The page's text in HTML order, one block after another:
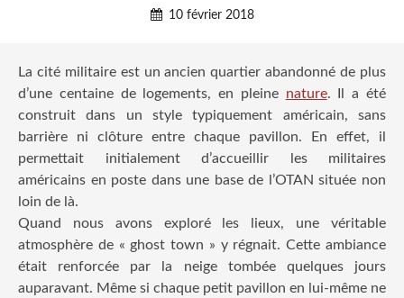
10 février 2018
La cité militaire est un ancien quartier abandonné de plus
d’une centaine de logements, en pleine nature. Il a été
construit dans un style typiquement américain, sans
barrière ni clôture entre chaque pavillon. En effet, il
permettait initialement d’accueillir les militaires
américains en poste dans une base de l’OTAN située non
loin de là.
Quand nous avons exploré les lieux, une véritable
atmosphère de « ghost town » y régnait. Cette ambiance
était renforcée par la neige tombée quelques jours
auparavant. Même si chaque petit pavillon en lui-même ne